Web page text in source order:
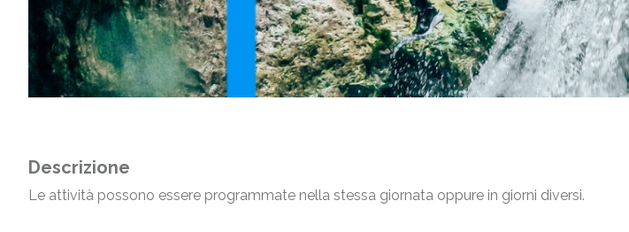
Descrizione
Le attività possono essere programmate nella stessa giornata oppure in giorni diversi.